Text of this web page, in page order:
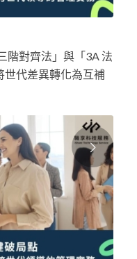
階對齊法」與「3A 法
世代差異轉化為互補